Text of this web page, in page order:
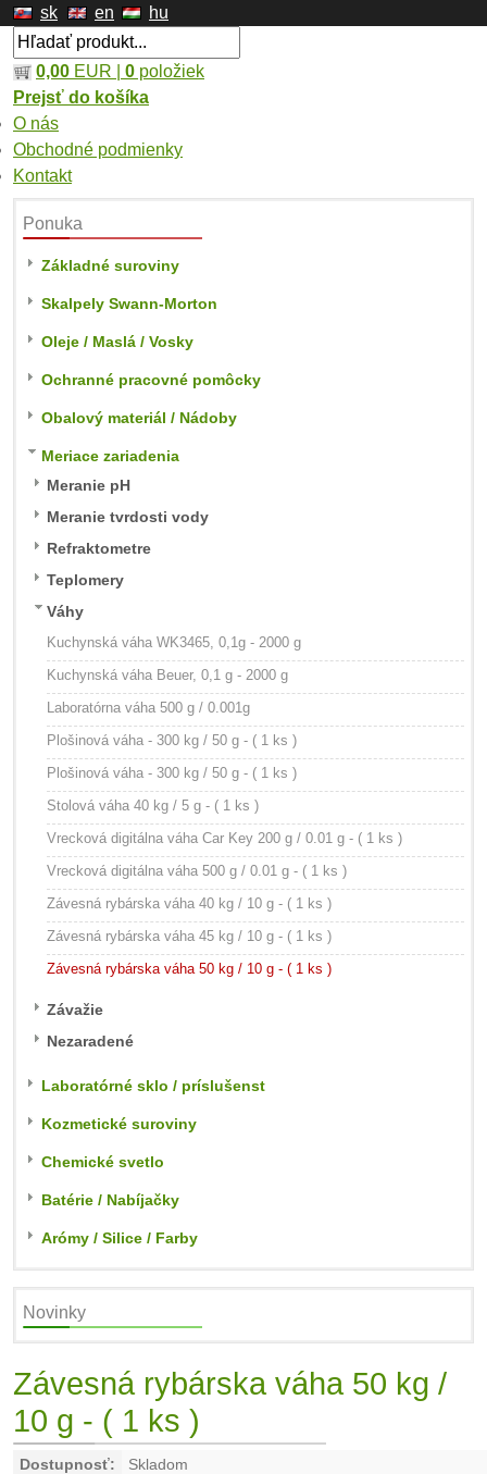
sk en hu
0,00 EUR | 0 položiek
Prejsť do košíka
O nás
Obchodné podmienky
Kontakt
Ponuka
Základné suroviny
Skalpely Swann-Morton
Oleje / Maslá / Vosky
Ochranné pracovné pomôcky
Obalový materiál / Nádoby
Meriace zariadenia
Meranie pH
Meranie tvrdosti vody
Refraktometre
Teplomery
Váhy
Kuchynská váha WK3465, 0,1g - 2000 g
Kuchynská váha Beuer, 0,1 g - 2000 g
Laboratórna váha 500 g / 0.001g
Plošinová váha - 300 kg / 50 g - ( 1 ks )
Plošinová váha - 300 kg / 50 g - ( 1 ks )
Stolová váha 40 kg / 5 g - ( 1 ks )
Vrecková digitálna váha Car Key 200 g / 0.01 g - ( 1 ks )
Vrecková digitálna váha 500 g / 0.01 g - ( 1 ks )
Závesná rybárska váha 40 kg / 10 g - ( 1 ks )
Závesná rybárska váha 45 kg / 10 g - ( 1 ks )
Závesná rybárska váha 50 kg / 10 g - ( 1 ks )
Závažie
Nezaradené
Laboratórné sklo / príslušenst
Kozmetické suroviny
Chemické svetlo
Batérie / Nabíjačky
Arómy / Silice / Farby
Novinky
Závesná rybárska váha 50 kg /
10 g - ( 1 ks )
Dostupnosť: Skladom